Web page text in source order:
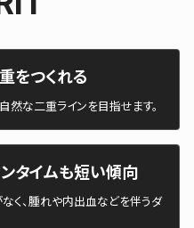
をつくれる
然な二重ラインを目指せます。
タイムも短い傾向
く、腫れや内出血などを伴うダ